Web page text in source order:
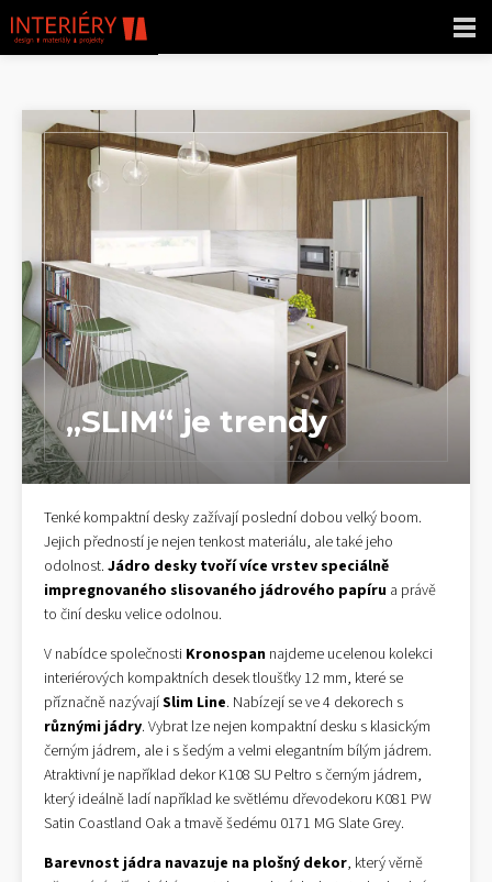
„SLIM“ je trendy
Tenké kompaktní desky zažívají poslední dobou velký boom.
Jejich předností je nejen tenkost materiálu, ale také jeho
odolnost. Jádro desky tvoří více vrstev speciálně
impregnovaného slisovaného jádrového papíru a právě
to činí desku velice odolnou.
V nabídce společnosti Kronospan najdeme ucelenou kolekci
interiérových kompaktních desek tloušťky 12 mm, které se
příznačně nazývajíSlim Line. Nabízejí se ve 4 dekorech s
různými jádry. Vybrat lze nejen kompaktní desku s klasickým
černým jádrem, ale i s šedým a velmi elegantním bílým jádrem.
Atraktivní je například dekor K108 SU Peltro s černým jádrem,
který ideálně ladí například ke světlému dřevodekoru K081 PW
Satin Coastland Oak a tmavě šedému 0171 MG Slate Grey.
Barevnost jádra navazuje na plošný dekor, který věrně